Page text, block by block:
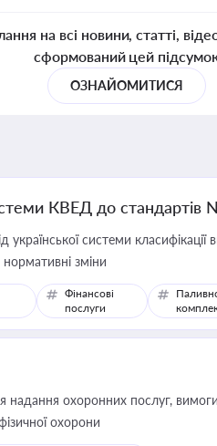
на всі новини, статті,
сформований цей
ОЗНАЙОМИТИСЯ
КВЕД до стандартів
системи класифікації
зміни
Фінансові
послуги
надання охоронних послуг,
охорони